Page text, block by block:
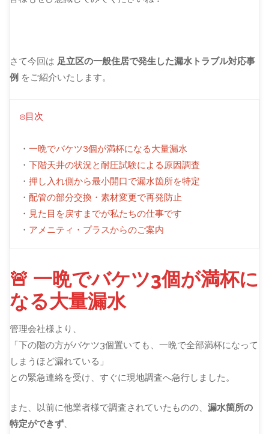
さて今回は 足立区の一般住居で発生した漏水トラブル対応事
例 をご紹介いたします。
◎目次
・ 一晩でバケツ3個が満杯になる大量漏水
・ 下階天井の状況と耐圧試験による原因調査
・ 押し入れ側から最小開口で漏水箇所を特定
・ 配管の部分交換・素材変更で再発防止
・ 見た目を戻すまでが私たちの仕事です
・ アメニティ・プラスからのご案内
🚨 一晩でバケツ3個が満杯に
なる大量漏水
管理会社様より、
「下の階の方がバケツ3個置いても、一晩で全部満杯になって
しまうほど漏れている」
との緊急連絡を受け、すぐに現地調査へ急行しました。
また、以前に他業者様で調査されていたものの、漏水箇所の
特定ができず、